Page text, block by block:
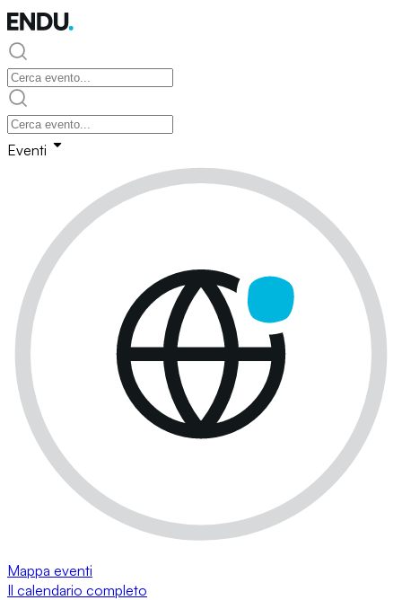
Eventi
Mappa eventi
Il calendario completo